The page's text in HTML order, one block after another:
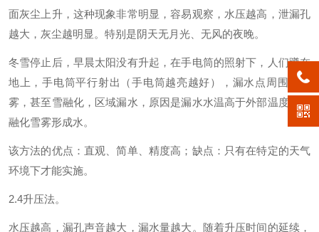
面灰尘上升，这种现象非常明显，容易观察，水压越高，泄漏孔
越大，灰尘越明显。特别是阴天无月光、无风的夜晚。
冬雪停止后，早晨太阳没有升起，在手电筒的照射下，人们蹲在
地上，手电筒平行射出（手电筒越亮越好），漏水点周围会有
雾，甚至雪融化，区域漏水，原因是漏水水温高于外部温度，会
融化雪雾形成水。
该方法的优点：直观、简单、精度高；缺点：只有在特定的天气
环境下才能实施。
2.4升压法。
水压越高，漏孔声音越大，漏水量越大。随着升压时间的延续，